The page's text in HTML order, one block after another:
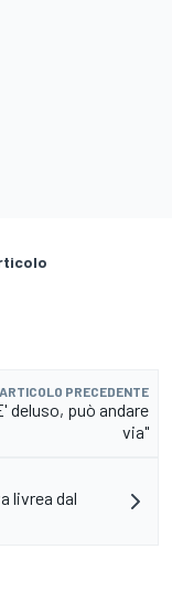
ARTICOLO PRECEDENTE
deluso, può andare
via"
livrea dal